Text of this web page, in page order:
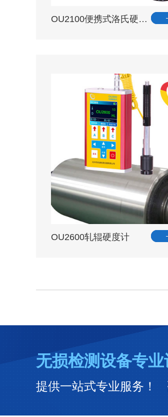
OU2100便携式洛氏硬…
OU2600轧辊硬度计
无损检测设备专
提供一站式专业服务！